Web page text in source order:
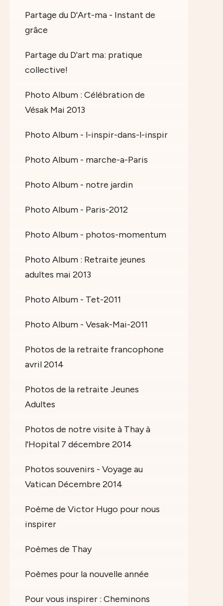
Partage du D'Art-ma - Instant de
grâce
Partage du D'art ma: pratique
collective!
Photo Album : Célébration de
Vésak Mai 2013
Photo Album - l-inspir-dans-l-inspir
Photo Album - marche-a-Paris
Photo Album - notre jardin
Photo Album - Paris-2012
Photo Album - photos-momentum
Photo Album : Retraite jeunes
adultes mai 2013
Photo Album - Tet-2011
Photo Album - Vesak-Mai-2011
Photos de la retraite francophone
avril 2014
Photos de la retraite Jeunes
Adultes
Photos de notre visite à Thay à
l'Hopital 7 décembre 2014
Photos souvenirs - Voyage au
Vatican Décembre 2014
Poème de Victor Hugo pour nous
inspirer
Poèmes de Thay
Poèmes pour la nouvelle année
Pour vous inspirer : Cheminons